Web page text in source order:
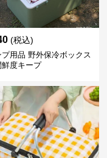
(税込)
プ用品 野外保冷ボックス
鮮度キープ